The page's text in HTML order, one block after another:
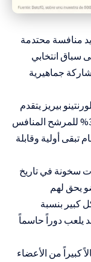
منافسة محتدمة
سباق انتخابي
جماهيرية
بيريز يتقدم
بنسبة تقارب 68.6% من الأصوات، مقابل 31.7% للمرشح المنافس
تبقى أولية وقابلة
سخونة في تاريخ
أكثر من 75 ألف عضو يحق لهم
كبير بنسبة
يلعب دوراً حاسماً
كبيراً من الأعضاء